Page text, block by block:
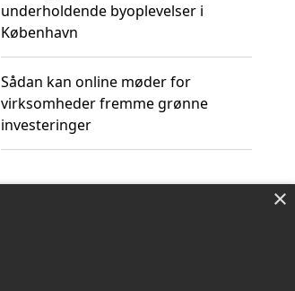
underholdende byoplevelser i
København
Sådan kan online møder for
virksomheder fremme grønne
investeringer
×